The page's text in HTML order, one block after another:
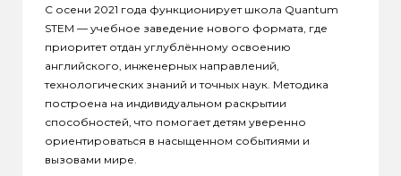
С осени 2021 года функционирует школа Quantum
STEM — учебное заведение нового формата, где
приоритет отдан углублённому освоению
английского, инженерных направлений,
технологических знаний и точных наук. Методика
построена на индивидуальном раскрытии
способностей, что помогает детям уверенно
ориентироваться в насыщенном событиями и
вызовами мире.